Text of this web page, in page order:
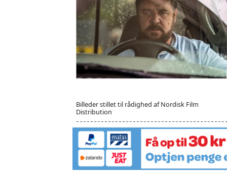
Billeder stillet til rådighed af Nordisk Film
Distribution